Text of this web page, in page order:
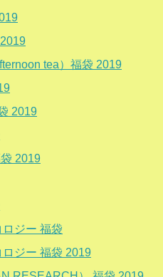
tea）福袋 2019
2019
2019
ジー 福袋
ジー 福袋 2019